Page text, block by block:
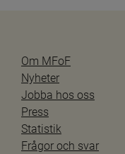
Om MFoF
Nyheter
Jobba hos oss
Press
Statistik
Frågor och svar